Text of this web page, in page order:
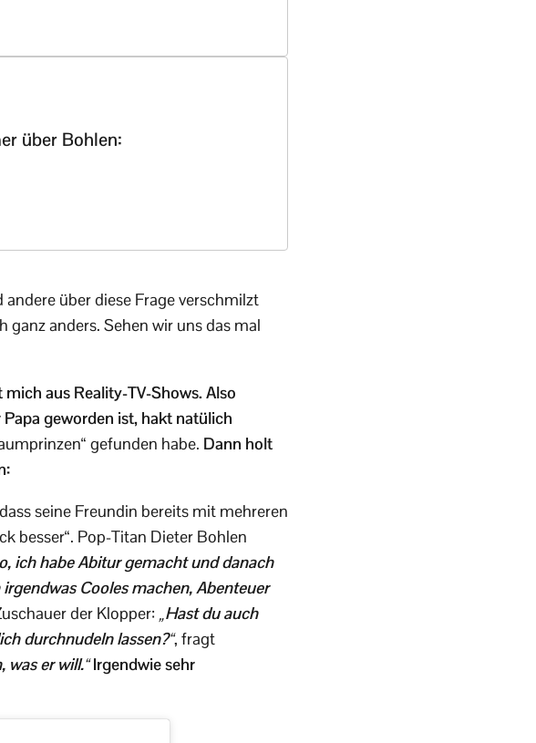
über Bohlen:
über diese Frage verschmilzt
anders. Sehen wir uns das mal
aus Reality-TV-Shows. Also
geworden ist, hakt natülich
gefunden habe. Dann holt
seine Freundin bereits mit mehreren
besser“. Pop-Titan Dieter Bohlen
ich habe Abitur gemacht und danach
Cooles machen, Abenteuer
der Klopper: „Hast du auch
durchnudeln lassen?“, fragt
was er will.“Irgendwie sehr